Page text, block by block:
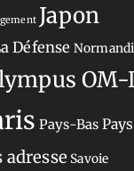
Japon
Défense
OM-
Pays-Bas Pays
adresse Savoie